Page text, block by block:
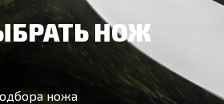
НОЖ
ножа